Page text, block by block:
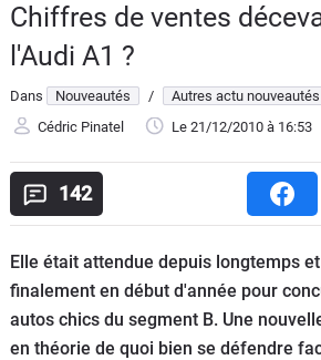
Essais
Guide
d'achat
Electriques
Utilitaires
Flottes
Chiffres de ventes
l'Audi A1 ?
Dans Nouveautés /
Autres actu nouveautés
Cédric Pinatel
Le 21/12/2010 à 16:53
142
Elle était attendue depuis longtemps
finalement en début d'année pour
autos chics du segment B. Une
en théorie de quoi bien se défendre